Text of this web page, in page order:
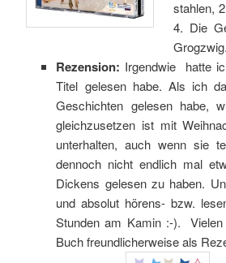
stahlen,
4. Die
Grogzwig.
Rezension: Irgendwie hatte
Titel gelesen habe. Als ich
Geschichten gelesen habe,
gleichzusetzen ist mit
unterhalten, auch wenn sie
dennoch nicht endlich mal
Dickens gelesen zu haben.
und absolut hörens- bzw.
Stunden am Kamin :-).
Buch freundlicherweise als